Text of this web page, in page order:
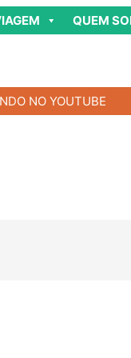
QUEM
NO YOUTUBE